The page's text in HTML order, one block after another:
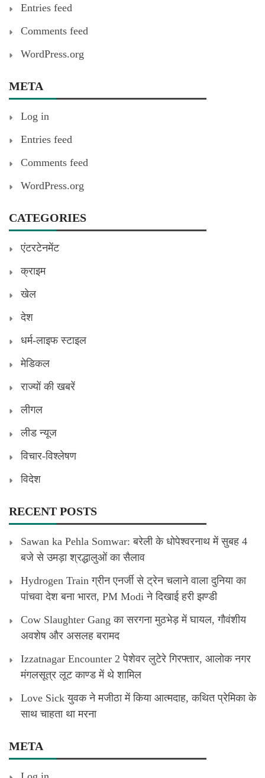
Entries feed
Comments feed
WordPress.org
META
Log in
Entries feed
Comments feed
WordPress.org
CATEGORIES
एंटरटेनमेंट
क्राइम
खेल
देश
धर्म-लाइफ स्टाइल
मेडिकल
राज्यों की खबरें
लीगल
लीड न्यूज
विचार-विश्लेषण
विदेश
RECENT POSTS
Sawan ka Pehla Somwar: बरेली के धोपेश्वरनाथ में सुबह 4
बजे से उमड़ा श्रद्धालुओं का सैलाव
Hydrogen Train ग्रीन एनर्जी से ट्रेन चलाने वाला दुनिया का
पांचवा देश बना भारत, PM Modi ने दिखाई हरी झण्डी
Cow Slaughter Gang का सरगना मुठभेड़ में घायल, गौवंशीय
अवशेष और असलह बरामद
Izzatnagar Encounter 2 पेशेवर लुटेरे गिरफ्तार, आलोक नगर
मंगलसूत्र लूट काण्‍ड में थे शामिल
Love Sick युवक ने मजीठा में किया आत्मदाह, कथित प्रेमिका के
साथ चाहता था मरना
META